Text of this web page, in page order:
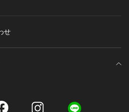
せ